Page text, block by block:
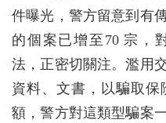
件曝光，警方留意到有
的個案已增至70 宗，
法，正密切關注。濫用
資料、文書，以騙取
額，警方對這類型騙案